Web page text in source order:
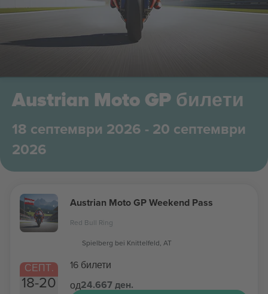
Austrian Moto GP билети
18 септември 2026 - 20 септември
2026
СЕПТ.
18-20
Austrian Moto GP Weekend Pass
Red Bull Ring
Spielberg bei Knittelfeld, AT
16 билети
од24.667 ден.